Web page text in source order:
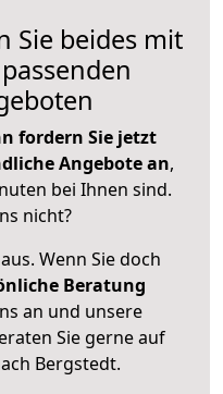
Sie beides mit
fordern Sie jetzt
Angebote an,
bei Ihnen sind.
nicht?
Wenn Sie doch
Beratung
an und unsere
Sie gerne auf
Bergstedt.